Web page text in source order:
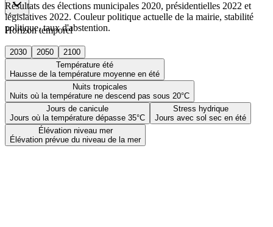
Horizon temporel
2030 2050
2100
Température été
Hausse de la température moyenne en été
Nuits tropicales
Nuits où la température ne descend pas sous 20°C
Jours de canicule
Jours où la température dépasse 35°C
Stress hydrique
Jours avec sol sec en été
Élévation niveau mer
Élévation prévue du niveau de la mer
Résultats des élections municipales 2020, présidentielles 2022 et
législatives 2022. Couleur politique actuelle de la mairie, stabilité
politique, taux d'abstention.